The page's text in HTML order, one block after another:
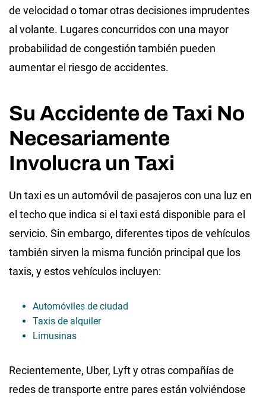
de velocidad o tomar otras decisiones imprudentes
al volante. Lugares concurridos con una mayor
probabilidad de congestión también pueden
aumentar el riesgo de accidentes.
Su Accidente de Taxi No
Necesariamente
Involucra un Taxi
Un taxi es un automóvil de pasajeros con una luz en
el techo que indica si el taxi está disponible para el
servicio. Sin embargo, diferentes tipos de vehículos
también sirven la misma función principal que los
taxis, y estos vehículos incluyen:
Automóviles de ciudad
Taxis de alquiler
Limusinas
Recientemente, Uber, Lyft y otras compañías de
redes de transporte entre pares están volviéndose